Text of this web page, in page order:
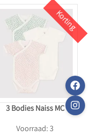
Korting
3 Bodies Naiss MC
Voorraad: 3